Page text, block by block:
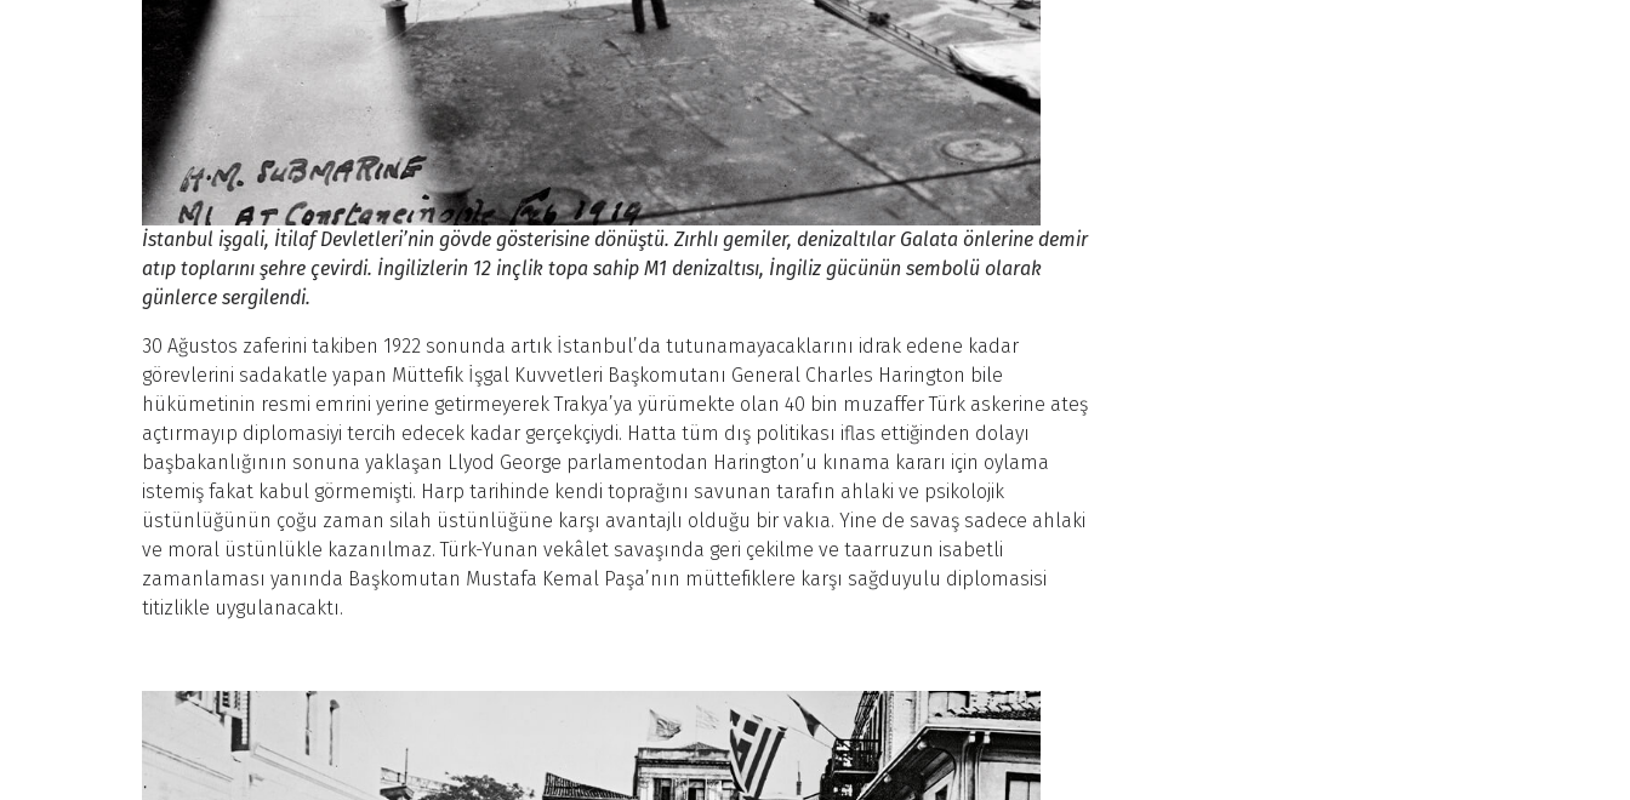
İstanbul işgali, İtilaf Devletleri’nin gövde gösterisine dönüştü. Zırhlı gemiler, denizaltılar Galata önlerine demir
atıp toplarını şehre çevirdi. İngilizlerin 12 inçlik topa sahip M1 denizaltısı, İngiliz gücünün sembolü olarak
günlerce sergilendi.
30 Ağustos zaferini takiben 1922 sonunda artık İstanbul’da tutunamayacaklarını idrak edene kadar
görevlerini sadakatle yapan Müttefik İşgal Kuvvetleri Başkomutanı General Charles Harington bile
hükümetinin resmi emrini yerine getirmeyerek Trakya’ya yürümekte olan 40 bin muzaffer Türk askerine ateş
açtırmayıp diplomasiyi tercih edecek kadar gerçekçiydi. Hatta tüm dış politikası iflas ettiğinden dolayı
başbakanlığının sonuna yaklaşan Llyod George parlamentodan Harington’u kınama kararı için oylama
istemiş fakat kabul görmemişti. Harp tarihinde kendi toprağını savunan tarafın ahlaki ve psikolojik
üstünlüğünün çoğu zaman silah üstünlüğüne karşı avantajlı olduğu bir vakıa. Yine de savaş sadece ahlaki
ve moral üstünlükle kazanılmaz. Türk-Yunan vekâlet savaşında geri çekilme ve taarruzun isabetli
zamanlaması yanında Başkomutan Mustafa Kemal Paşa’nın müttefiklere karşı sağduyulu diplomasisi
titizlikle uygulanacaktı.